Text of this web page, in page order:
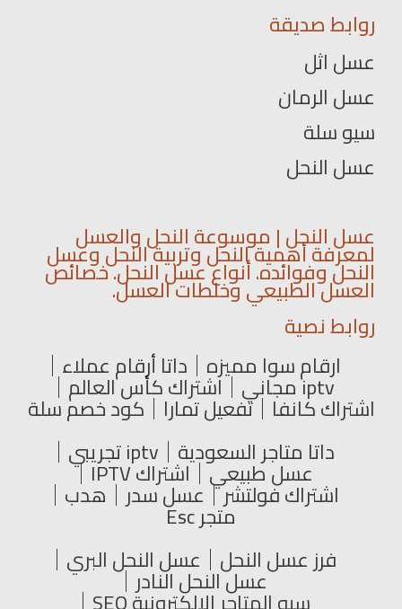
روابط صديقة
عسل اثل
عسل الرمان
سيو سلة
عسل النحل
عسل النحل | موسوعة النحل والعسل
لمعرفة أهمية النحل وتربية النحل وعسل
النحل وفوائده. أنواع عسل النحل. خصائص
العسل الطبيعي وخلطات العسل.
روابط نصية
ارقام سوا مميزه داتا أرقام عملاء
iptv مجاني اشتراك كأس العالم
اشتراك كانفا تفعيل تمارا كود خصم سلة
داتا متاجر السعودية iptv تجريبي
عسل طبيعي اشتراك IPTV
اشتراك فولتشر عسل سدر هدب
متجر Esc
فرز عسل النحل عسل النحل البري
عسل النحل النادر